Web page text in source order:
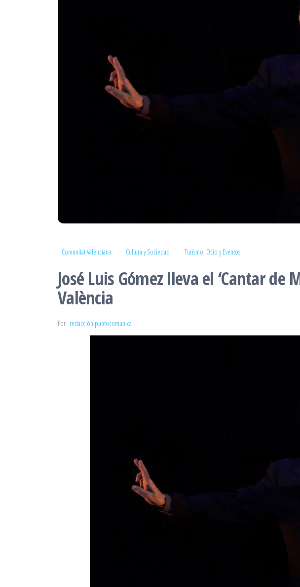
Comunitat Valenciana Cultura y Sociedad Turismo, Ocio y Eventos
José Luis Gómez lleva el ‘Cantar
València
Por redacción puntocomunica